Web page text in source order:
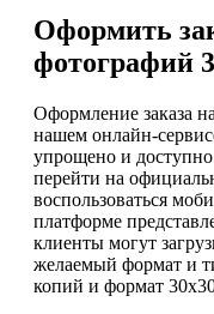
Оформить
фотографий
Оформление заказа
нашем онлайн-
упрощено и
перейти на
воспользоваться
платформе
клиенты могут
желаемый формат и
копий и формат